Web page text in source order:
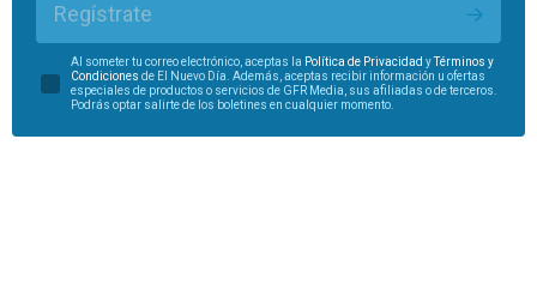
Regístrate
Al someter tu correo electrónico, aceptas la Política de Privacidad yTérminos y
Condiciones de El Nuevo Día. Además, aceptas recibir información u ofertas
especiales de productos o servicios de GFR Media, sus afiliadas o de terceros.
Podrás optar salirte de los boletines en cualquier momento.